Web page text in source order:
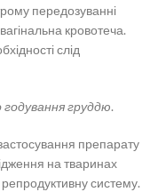
передозуванні
кровотеча.
слід
годування груддю.
препарату
на тваринах
систему.